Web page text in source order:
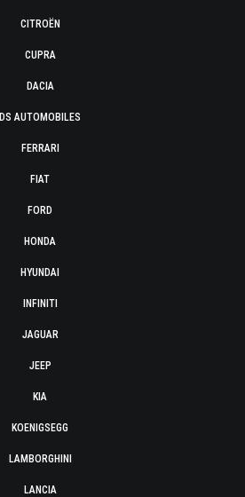
CITROËN
CUPRA
DACIA
DS AUTOMOBILES
FERRARI
FIAT
FORD
HONDA
HYUNDAI
INFINITI
JAGUAR
JEEP
KIA
KOENIGSEGG
LAMBORGHINI
LANCIA